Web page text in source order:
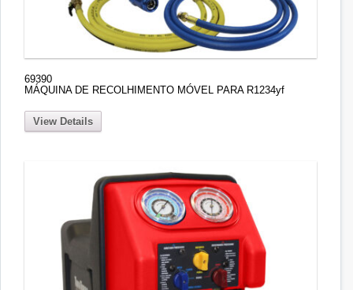
69390
MÁQUINA DE RECOLHIMENTO MÓVEL PARA R1234yf
View Details